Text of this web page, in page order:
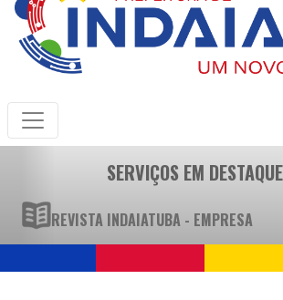
SERVIÇOS EM
REVISTA INDAIATUBA - EMPRESA